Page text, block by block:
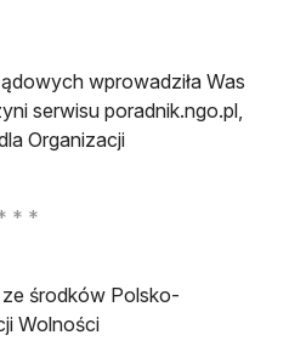
wprowadziła Was
serwisu poradnik.ngo.pl,
Organizacji
środków Polsko-
Wolności